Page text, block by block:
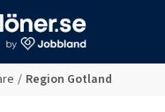
/ Region Gotland